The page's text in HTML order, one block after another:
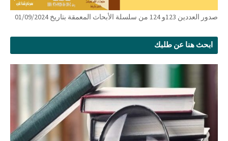
صدور العددين 123و 124 من سلسلة الأبحاث المعمقة بتاريخ 01/09/2024
ابحث هنا عن طلبك